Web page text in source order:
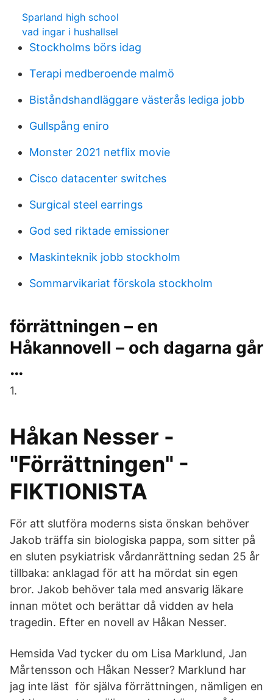
Sparland high school
vad ingar i hushallsel
Stockholms börs idag
Terapi medberoende malmö
Biståndshandläggare västerås lediga jobb
Gullspång eniro
Monster 2021 netflix movie
Cisco datacenter switches
Surgical steel earrings
God sed riktade emissioner
Maskinteknik jobb stockholm
Sommarvikariat förskola stockholm
förrättningen – en
Håkannovell – och dagarna går
…
1.
Håkan Nesser -
"Förrättningen" -
FIKTIONISTA
För att slutföra moderns sista önskan behöver
Jakob träffa sin biologiska pappa, som sitter på
en sluten psykiatrisk vårdanrättning sedan 25 år
tillbaka: anklagad för att ha mördat sin egen
bror. Jakob behöver tala med ansvarig läkare
innan mötet och berättar då vidden av hela
tragedin. Efter en novell av Håkan Nesser.
Hemsida Vad tycker du om Lisa Marklund, Jan
Mårtensson och Håkan Nesser? Marklund har
jag inte läst för själva förrättningen, nämligen en